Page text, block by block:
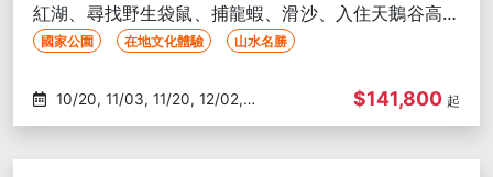
紅湖、尋找野生袋鼠、捕龍蝦、滑沙、入住天鵝谷高球
度假村
國家公園 在地文化體驗 山水名勝
01/06, 01/20, 02/16, 03/02
$141,800 起